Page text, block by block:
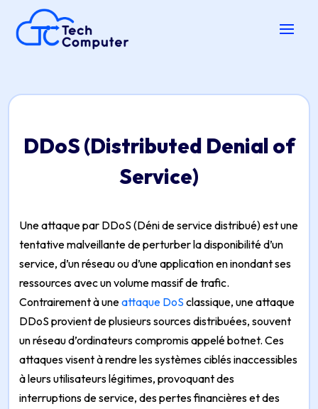
DDoS (Distributed Denial of
Service)
Une attaque par DDoS (Déni de service distribué) est une
tentative malveillante de perturber la disponibilité d’un
service, d’un réseau ou d’une application en inondant ses
ressources avec un volume massif de trafic.
Contrairement à uneattaque DoS classique, une attaque
DDoS provient de plusieurs sources distribuées, souvent
un réseau d’ordinateurs compromis appelé botnet. Ces
attaques visent à rendre les systèmes ciblés inaccessibles
à leurs utilisateurs légitimes, provoquant des
interruptions de service, des pertes financières et des